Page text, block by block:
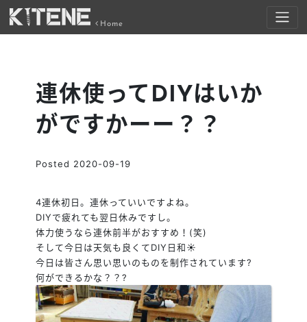
Home
連休使ってDIYはいか
がですかーー？？
Posted 2020-09-19
4連休初日。連休っていいですよね。
DIYで疲れても翌日休みですし。
体力使うなら連休前半がおすすめ！(笑)
そして今日は天気も良くてDIY日和☀️
今日は皆さん思い思いのものを制作されています?
何ができるかな？？?